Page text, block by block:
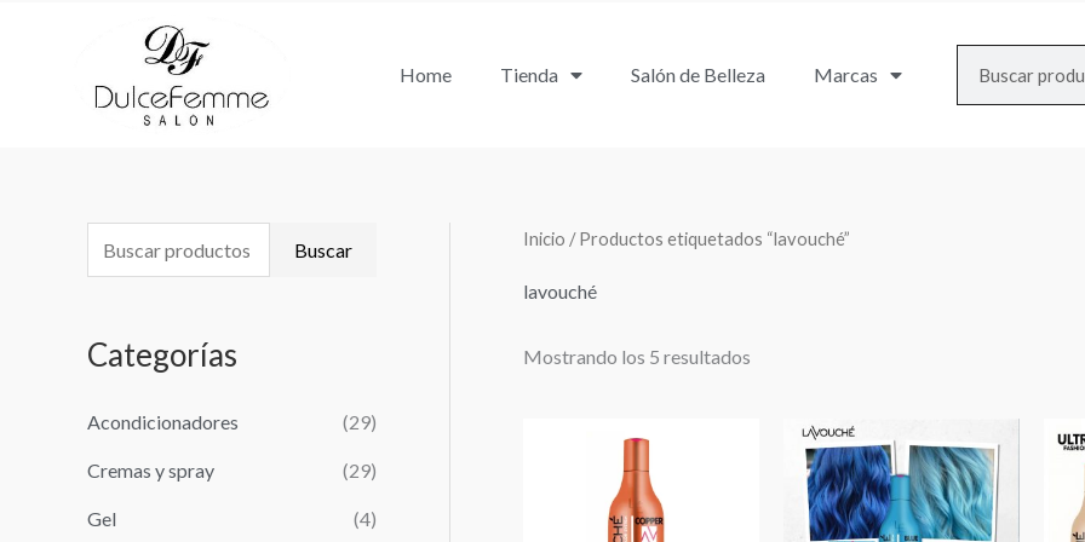
Home Tienda Salón de Belleza Marcas
u
c
r
p
o
Buscar
Categorías
Acondicionadores (29)
Cremas y spray (29)
Gel (4)
Inicio / Productos etiquetados “lavouché”
lavouché
Mostrando los 5 resultados